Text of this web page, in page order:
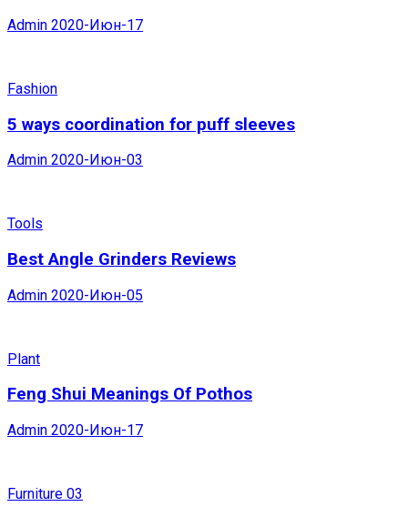
Admin 2020-Июн-17
Fashion
5 ways coordination for puff sleeves
Admin 2020-Июн-03
Tools
Best Angle Grinders Reviews
Admin 2020-Июн-05
Plant
Feng Shui Meanings Of Pothos
Admin 2020-Июн-17
Furniture 03